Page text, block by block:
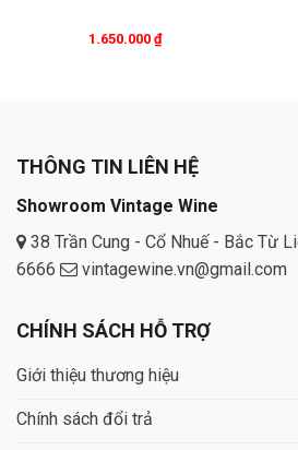
1.650.000 ₫
THÔNG TIN LIÊN HỆ
Showroom Vintage Wine
38 Trần Cung - Cổ Nhuế - Bắc Từ
6666
vintagewine.vn@gmail.com
CHÍNH SÁCH HỖ TRỢ
Giới thiệu thương hiệu
Chính sách đổi trả